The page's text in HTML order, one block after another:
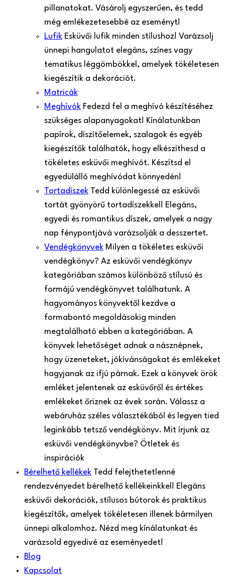
pillanatokat. Vásárolj egyszerűen, és tedd
még emlékezetesebbé az eseményt!
Lufik Esküvői lufik minden stílushoz! Varázsolj
ünnepi hangulatot elegáns, színes vagy
tematikus léggömbökkel, amelyek tökéletesen
kiegészítik a dekorációt.
Matricák
Meghívók Fedezd fel a meghívó készítéséhez
szükséges alapanyagokat! Kínálatunkban
papírok, díszítőelemek, szalagok és egyéb
kiegészítők találhatók, hogy elkészíthesd a
tökéletes esküvői meghívót. Készítsd el
egyedülálló meghívódat könnyedén!
Tortadíszek Tedd különlegessé az esküvői
tortát gyönyörű tortadíszekkel! Elegáns,
egyedi és romantikus díszek, amelyek a nagy
nap fénypontjává varázsolják a desszertet.
Vendégkönyvek Milyen a tökéletes esküvői
vendégkönyv? Az esküvői vendégkönyv
kategóriában számos különböző stílusú és
formájú vendégkönyvet találhatunk. A
hagyományos könyvektől kezdve a
formabontó megoldásokig minden
megtalálható ebben a kategóriában. A
könyvek lehetőséget adnak a násznépnek,
hogy üzeneteket, jókívánságokat és emlékeket
hagyjanak az ifjú párnak. Ezek a könyvek örök
emléket jelentenek az esküvőről és értékes
emlékeket őriznek az évek során. Válassz a
webáruház széles választékából és legyen tied
leginkább tetsző vendégkönyv. Mit írjunk az
esküvői vendégkönyvbe? Ötletek és
inspirációk
Bérelhető kellékek Tedd felejthetetlenné
rendezvényedet bérelhető kellékeinkkel! Elegáns
esküvői dekorációk, stílusos bútorok és praktikus
kiegészítők, amelyek tökéletesen illenek bármilyen
ünnepi alkalomhoz. Nézd meg kínálatunkat és
varázsold egyedivé az eseményedet!
Blog
Kapcsolat